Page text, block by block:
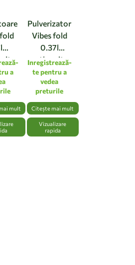
a
mult
Pulverizator
Vibes fold
0.37l
anthracite
Inregistrează-
te pentru a
vedea
preturile
Citește mai mult
Vizualizare
rapida